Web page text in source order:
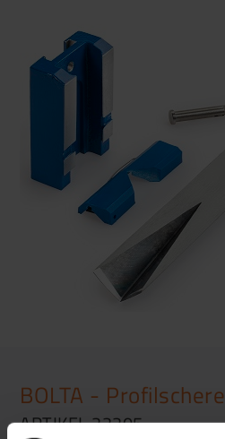
BOLTA - Profilschere
ARTIKEL 22205